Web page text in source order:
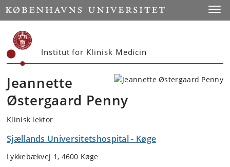
Start
Institut for Klinisk Medicin
Jeannette
Østergaard Penny
Klinisk lektor
Sjællands Universitetshospital - Køge
Lykkebækvej 1, 4600 Køge